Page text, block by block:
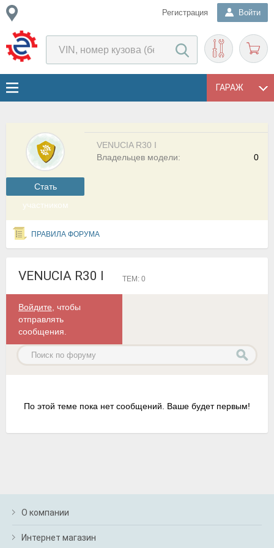
Регистрация Войти
ГАРАЖ
Cтать
участником
VENUCIA R30 I
0
Владельцев модели:
ПРАВИЛА ФОРУМА
VENUCIA R30 I ТЕМ: 0
Войдите , чтобы
отправлять
сообщения.
По этой теме пока нет сообщений. Ваше будет первым!
О компании
Интернет магазин